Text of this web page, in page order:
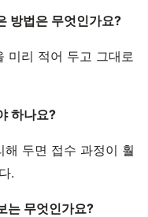
방법은 무엇인가요?
미리 적어 두고 그대로
하나요?
두면 접수 과정이 훨
.
는 무엇인가요?